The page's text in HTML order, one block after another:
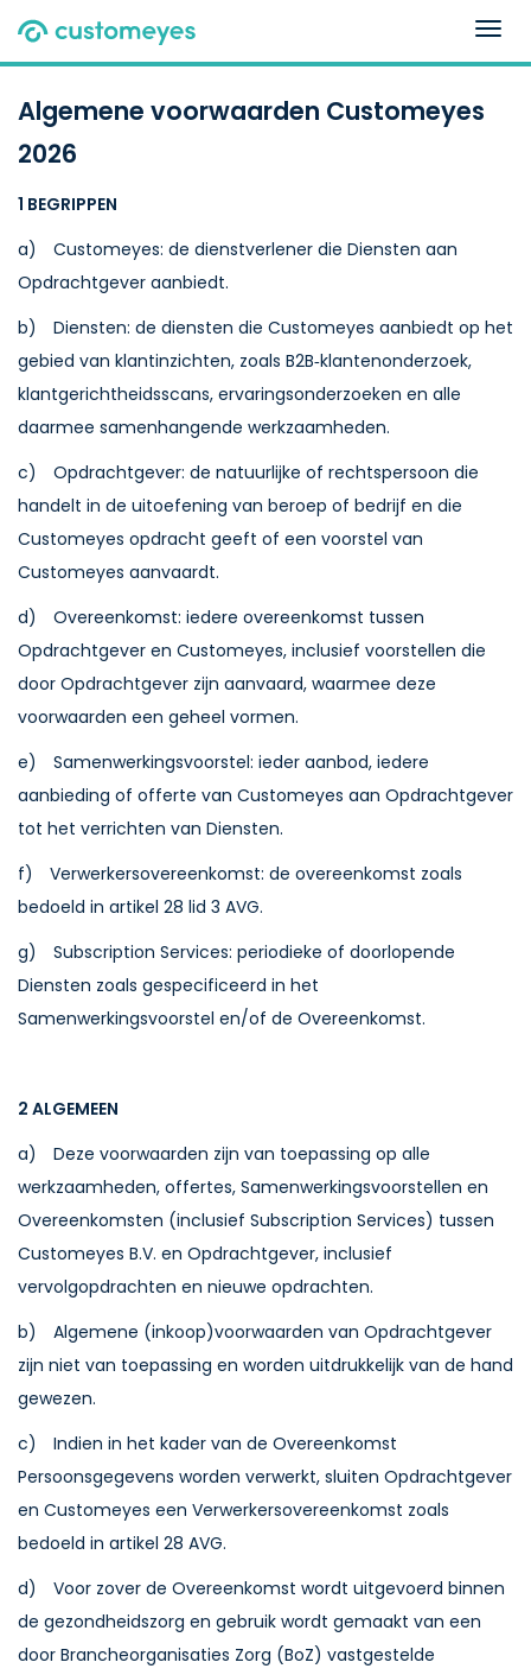
Algemene voorwaarden Customeyes
2026
1 BEGRIPPEN
a) Customeyes: de dienstverlener die Diensten aan
Opdrachtgever aanbiedt.
b) Diensten: de diensten die Customeyes aanbiedt op het
gebied van klantinzichten, zoals B2B‑klantenonderzoek,
klantgerichtheidsscans, ervaringsonderzoeken en alle
daarmee samenhangende werkzaamheden.
c) Opdrachtgever: de natuurlijke of rechtspersoon die
handelt in de uitoefening van beroep of bedrijf en die
Customeyes opdracht geeft of een voorstel van
Customeyes aanvaardt.
d) Overeenkomst: iedere overeenkomst tussen
Opdrachtgever en Customeyes, inclusief voorstellen die
door Opdrachtgever zijn aanvaard, waarmee deze
voorwaarden een geheel vormen.
e) Samenwerkingsvoorstel: ieder aanbod, iedere
aanbieding of offerte van Customeyes aan Opdrachtgever
tot het verrichten van Diensten.
f) Verwerkersovereenkomst: de overeenkomst zoals
bedoeld in artikel 28 lid 3 AVG.
g) Subscription Services: periodieke of doorlopende
Diensten zoals gespecificeerd in het
Samenwerkingsvoorstel en/of de Overeenkomst.
2 ALGEMEEN
a) Deze voorwaarden zijn van toepassing op alle
werkzaamheden, offertes, Samenwerkingsvoorstellen en
Overeenkomsten (inclusief Subscription Services) tussen
Customeyes B.V. en Opdrachtgever, inclusief
vervolgopdrachten en nieuwe opdrachten.
b) Algemene (inkoop)voorwaarden van Opdrachtgever
zijn niet van toepassing en worden uitdrukkelijk van de hand
gewezen.
c) Indien in het kader van de Overeenkomst
Persoonsgegevens worden verwerkt, sluiten Opdrachtgever
en Customeyes een Verwerkersovereenkomst zoals
bedoeld in artikel 28 AVG.
d) Voor zover de Overeenkomst wordt uitgevoerd binnen
de gezondheidszorg en gebruik wordt gemaakt van een
door Brancheorganisaties Zorg (BoZ) vastgestelde